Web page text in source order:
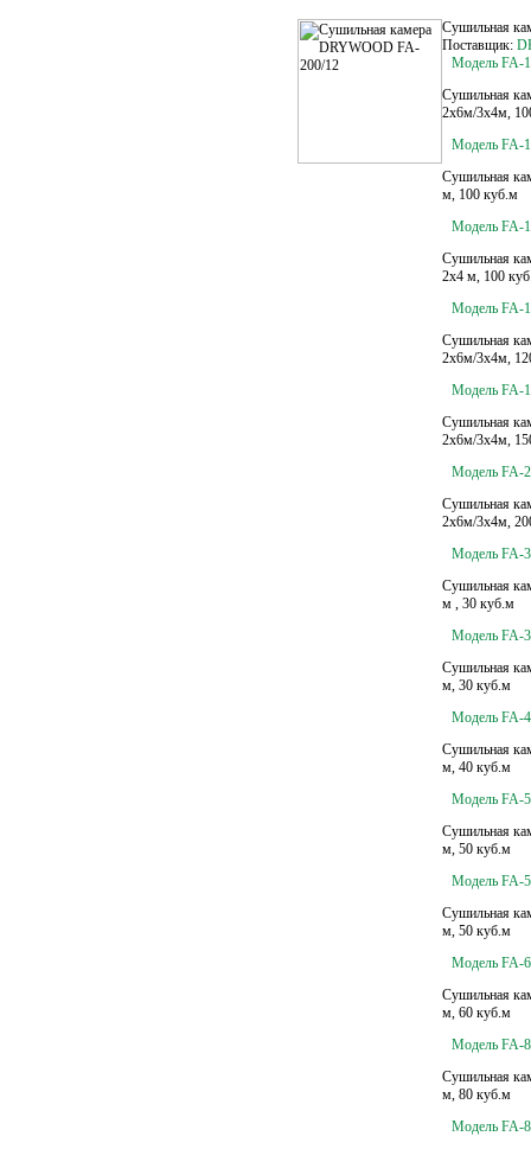
Сушильная
Поставщик:
Модель FA-
Сушильная
2х6м/3х4м,
Модель FA-
Сушильная
м, 100 куб.м
Модель FA-
Сушильная
2х4 м, 100
Модель FA-
Сушильная
2х6м/3х4м,
Модель FA-
Сушильная
2х6м/3х4м,
Модель FA-
Сушильная
2х6м/3х4м,
Модель FA-
Сушильная
м , 30 куб.м
Модель FA-
Сушильная
м, 30 куб.м
Модель FA-
Сушильная
м, 40 куб.м
Модель FA-
Сушильная
м, 50 куб.м
Модель FA-
Сушильная
м, 50 куб.м
Модель FA-
Сушильная
м, 60 куб.м
Модель FA-
Сушильная
м, 80 куб.м
Модель FA-